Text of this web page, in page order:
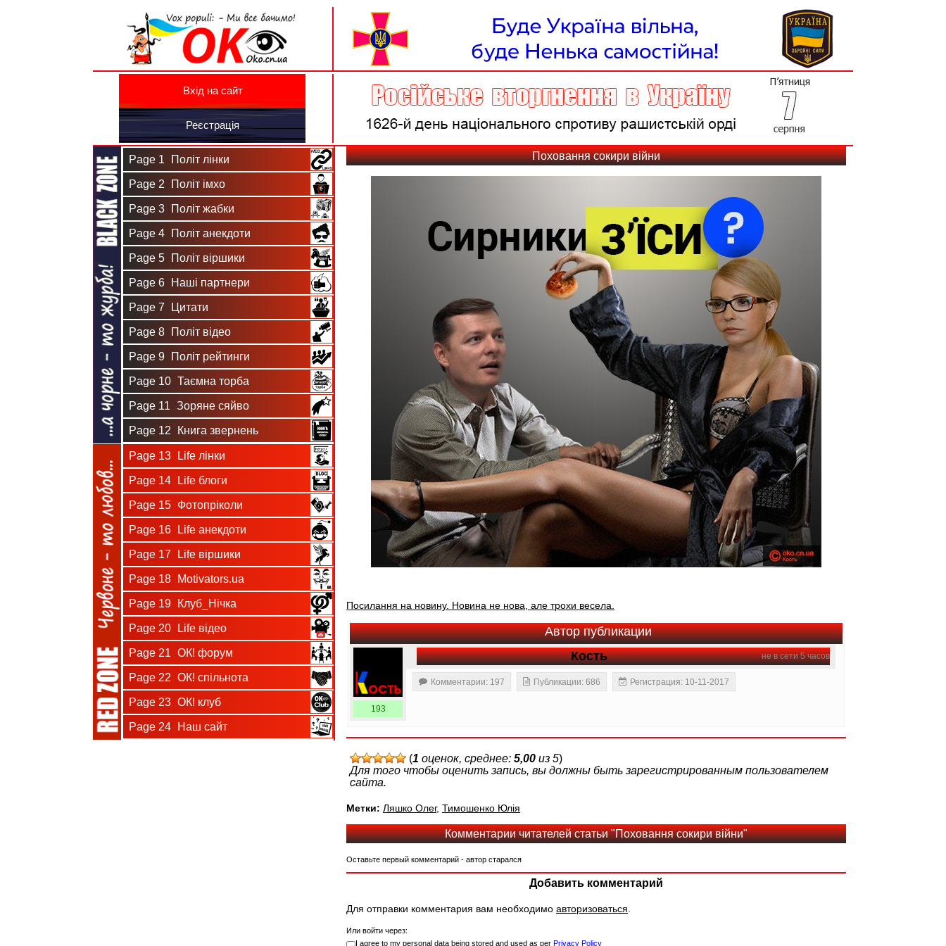
Вхід на сайт
Реєстрація
Page 1 Політ лінки
Page 2 Політ імхо
Page 3 Політ жабки
Page 4 Політ анекдоти
Page 5 Політ віршики
Page 6 Наші партнери
Page 7 Цитати
Page 8 Політ відео
Page 9 Політ рейтинги
Page 10 Таємна торба
Page 11 Зоряне сяйво
Page 12 Книга звернень
Page 13 Life лінки
Page 14 Life блоги
Page 15 Фотопріколи
Page 16 Life анекдоти
Page 17 Life віршики
Page 18 Motivators.ua
Page 19 Клуб_Нічка
Page 20 Life відео
Page 21 ОК! форум
Page 22 ОК! спільнота
Page 23 ОК! клуб
Page 24 Наш сайт
Поховання сокири війни
Посилання на новину. Новина не нова, але трохи весела.
Автор публикации
не в сети 5 часов
Кость
193
Комментарии: 197 Публикации: 686 Регистрация: 10-11-2017
(1 оценок, среднее: 5,00 из 5)
Для того чтобы оценить запись, вы должны быть зарегистрированным пользователем
сайта.
Метки: Ляшко Олег, Тимошенко Юлія
Комментарии читателей статьи "Поховання сокири війни"
Оставьте первый комментарий - автор старался
Добавить комментарий
Для отправки комментария вам необходимо авторизоваться
Или войти через:
I agree to my personal data being stored and used as per Privacy Policy